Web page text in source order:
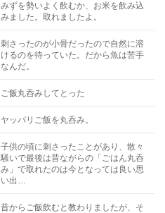
みずを勢いよく飲むか、お米を飲み込
みました。取れましたよ。
刺さったのが小骨だったので自然に溶
けるのを待っていた。だから魚は苦手
なんだ。
ご飯丸呑みしてとった
ヤッパリご飯を丸呑み。
子供の頃に刺さったことがあり、散々
騒いで最後は昔ながらの「ごはん丸呑
み」で取れたのは今となっては良い思
い出…
昔からご飯飲むと教わりましたが、そ